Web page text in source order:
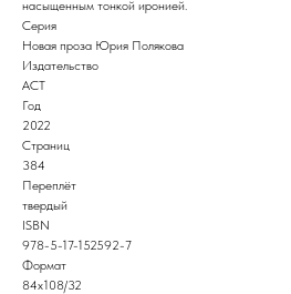
насыщенным тонкой иронией.
Серия
Новая проза Юрия Полякова
Издательство
АСТ
Год
2022
Страниц
384
Переплёт
твердый
ISBN
978-5-17-152592-7
Формат
84x108/32